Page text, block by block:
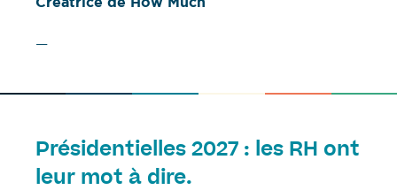
—
Présidentielles 2027 : les RH ont
leur mot à dire.